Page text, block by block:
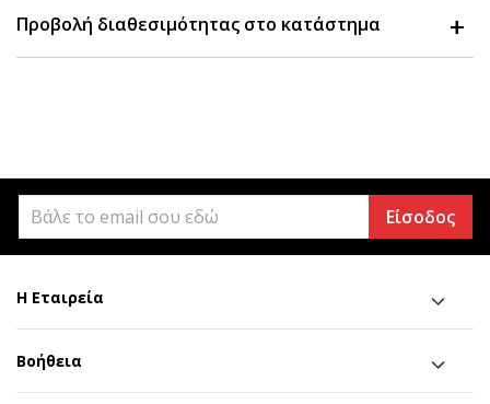
Προβολή διαθεσιμότητας στο κατάστημα
Είσοδος
Η Εταιρεία
Βοήθεια